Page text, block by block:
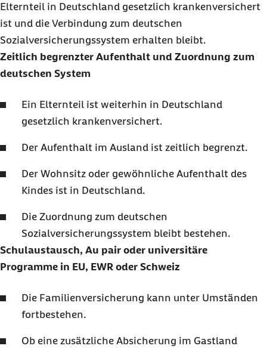
Elternteil in Deutschland gesetzlich krankenversichert
ist und die Verbindung zum deutschen
Sozialversicherungssystem erhalten bleibt.
Zeitlich begrenzter Aufenthalt und Zuordnung zum
deutschen System
Ein Elternteil ist weiterhin in Deutschland
gesetzlich krankenversichert.
Der Aufenthalt im Ausland ist zeitlich begrenzt.
Der Wohnsitz oder gewöhnliche Aufenthalt des
Kindes ist in Deutschland.
Die Zuordnung zum deutschen
Sozialversicherungssystem bleibt bestehen.
Schulaustausch, Au pair oder universitäre
Programme in EU, EWR oder Schweiz
Die Familienversicherung kann unter Umständen
fortbestehen.
Ob eine zusätzliche Absicherung im Gastland